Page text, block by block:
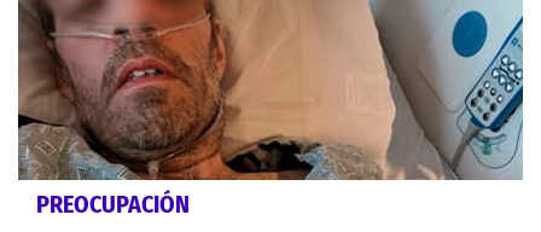
PREOCUPACIÓN